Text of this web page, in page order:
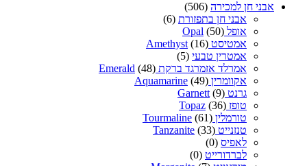
אבני חן למכירה (506)
אבני חן בתפזורת (6)
אופל Opal (50)
אמטיסט Amethyst (16)
אמטרין טבעי (5)
אמרלד אזמרגד ברקת Emerald (48)
אקוומרין Aquamarine (49)
גרנט Garnett (9)
טופז Topaz (36)
טורמלין Tourmaline (61)
טנזנייט Tanzanite (33)
לאפיס (0)
לברדורייט (0)